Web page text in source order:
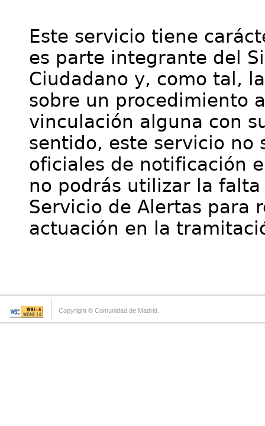
Este servicio tiene
es parte integrante del
Ciudadano y, como tal,
sobre un procedimiento
vinculación alguna con
sentido, este servicio no
oficiales de notificación
no podrás utilizar la
Servicio de Alertas para
actuación en la
Copyright © Comunidad de Madrid.